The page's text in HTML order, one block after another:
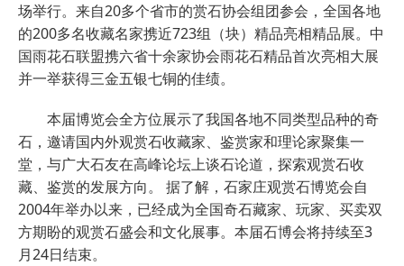
场举行。来自20多个省市的赏石协会组团参会，全国各地
的200多名收藏名家携近723组（块）精品亮相精品展。中
国雨花石联盟携六省十余家协会雨花石精品首次亮相大展
并一举获得三金五银七铜的佳绩。
本届博览会全方位展示了我国各地不同类型品种的奇
石，邀请国内外观赏石收藏家、鉴赏家和理论家聚集一
堂，与广大石友在高峰论坛上谈石论道，探索观赏石收
藏、鉴赏的发展方向。 据了解，石家庄观赏石博览会自
2004年举办以来，已经成为全国奇石藏家、玩家、买卖双
方期盼的观赏石盛会和文化展事。本届石博会将持续至3
月24日结束。